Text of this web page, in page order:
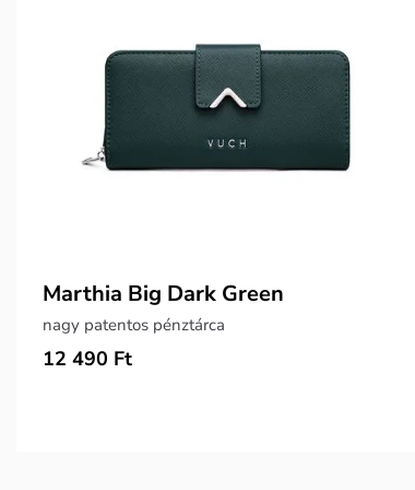
Marthia Big Dark Green
nagy patentos pénztárca
12 490 Ft